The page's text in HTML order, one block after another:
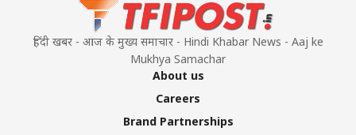
हिंदी खबर - आज के मुख्य समाचार - Hindi Khabar News - Aaj ke
Mukhya Samachar
About us
Careers
Brand Partnerships